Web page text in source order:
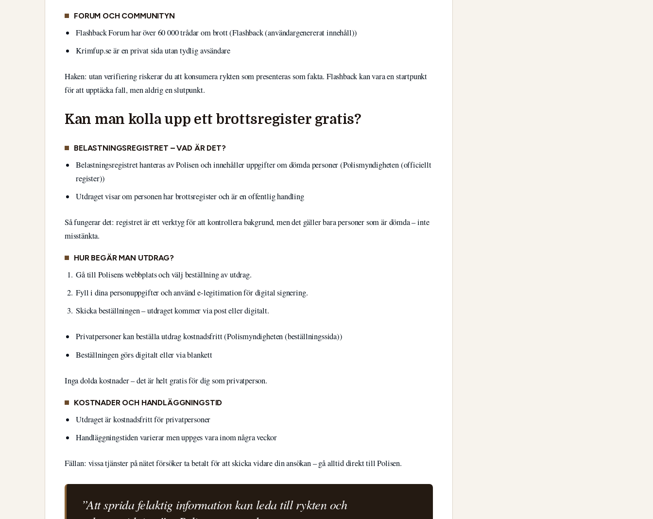
FORUM OCH COMMUNITYN
Flashback Forum har över 60 000 trådar om brott (Flashback (användargenererat innehåll))
Krimfup.se är en privat sida utan tydlig avsändare
Haken: utan verifiering riskerar du att konsumera rykten som presenteras som fakta. Flashback kan vara en startpunkt
för att upptäcka fall, men aldrig en slutpunkt.
Kan man kolla upp ett brottsregister gratis?
BELASTNINGSREGISTRET – VAD ÄR DET?
Belastningsregistret hanteras av Polisen och innehåller uppgifter om dömda personer (Polismyndigheten (officiellt
register))
Utdraget visar om personen har brottsregister och är en offentlig handling
Så fungerar det: registret är ett verktyg för att kontrollera bakgrund, men det gäller bara personer som är dömda – inte
misstänkta.
HUR BEGÄR MAN UTDRAG?
Gå till Polisens webbplats och välj beställning av utdrag.
Fyll i dina personuppgifter och använd e-legitimation för digital signering.
Skicka beställningen – utdraget kommer via post eller digitalt.
Privatpersoner kan beställa utdrag kostnadsfritt (Polismyndigheten (beställningssida))
Beställningen görs digitalt eller via blankett
Inga dolda kostnader – det är helt gratis för dig som privatperson.
KOSTNADER OCH HANDLÄGGNINGSTID
Utdraget är kostnadsfritt för privatpersoner
Handläggningstiden varierar men uppges vara inom några veckor
Fällan: vissa tjänster på nätet försöker ta betalt för att skicka vidare din ansökan – gå alltid direkt till Polisen.
”Att sprida felaktig information kan leda till rykten och